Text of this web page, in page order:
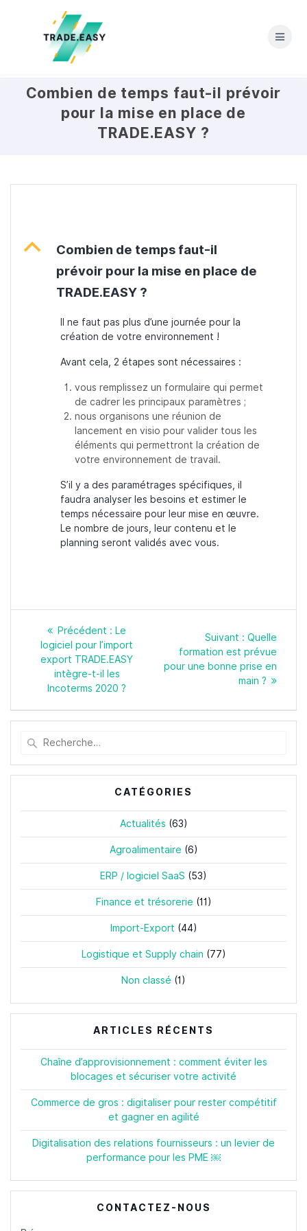
Combien de temps faut-il prévoir
pour la mise en place de
TRADE.EASY ?
B
Combien de temps faut-il
prévoir pour la mise en place de
TRADE.EASY ?
Il ne faut pas plus d’une journée pour la
création de votre environnement !
Avant cela, 2 étapes sont nécessaires :
vous remplissez un formulaire qui permet
de cadrer les principaux paramètres ;
nous organisons une réunion de
lancement en visio pour valider tous les
éléments qui permettront la création de
votre environnement de travail.
S’il y a des paramétrages spécifiques, il
faudra analyser les besoins et estimer le
temps nécessaire pour leur mise en œuvre.
Le nombre de jours, leur contenu et le
planning seront validés avec vous.
l’article
Précédent : Article
précédent
:
Le
logiciel pour l’import
export TRADE.EASY
intègre-t-il les
Incoterms 2020 ?
Suivant : Article
suivant
:
Quelle
formation est prévue
pour une bonne prise en
main ?
:
CATÉGORIES
Actualités (63)
Agroalimentaire (6)
ERP / logiciel SaaS (53)
Finance et trésorerie (11)
Import-Export (44)
Logistique et Supply chain (77)
Non classé (1)
ARTICLES RÉCENTS
Chaîne d’approvisionnement : comment éviter les
blocages et sécuriser votre activité
Commerce de gros : digitaliser pour rester compétitif
et gagner en agilité
Digitalisation des relations fournisseurs : un levier de
performance pour les PME ￼
CONTACTEZ-NOUS